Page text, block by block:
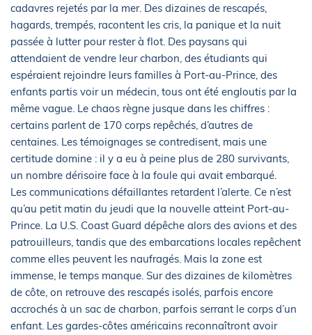
cadavres rejetés par la mer. Des dizaines de rescapés,
hagards, trempés, racontent les cris, la panique et la nuit
passée à lutter pour rester à flot. Des paysans qui
attendaient de vendre leur charbon, des étudiants qui
espéraient rejoindre leurs familles à Port-au-Prince, des
enfants partis voir un médecin, tous ont été engloutis par la
même vague. Le chaos règne jusque dans les chiffres :
certains parlent de 170 corps repêchés, d’autres de
centaines. Les témoignages se contredisent, mais une
certitude domine : il y a eu à peine plus de 280 survivants,
un nombre dérisoire face à la foule qui avait embarqué.
Les communications défaillantes retardent l’alerte. Ce n’est
qu’au petit matin du jeudi que la nouvelle atteint Port-au-
Prince. La U.S. Coast Guard dépêche alors des avions et des
patrouilleurs, tandis que des embarcations locales repêchent
comme elles peuvent les naufragés. Mais la zone est
immense, le temps manque. Sur des dizaines de kilomètres
de côte, on retrouve des rescapés isolés, parfois encore
accrochés à un sac de charbon, parfois serrant le corps d’un
enfant. Les gardes-côtes américains reconnaîtront avoir